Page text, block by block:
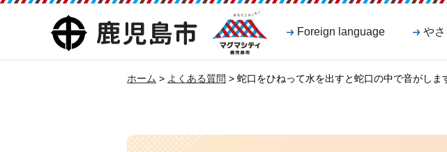
鹿児島市
マグマシティ
鹿児島市
Foreign language や
ホーム > よくある質問 > 蛇口をひねって水を出すと蛇口の中で音がしま